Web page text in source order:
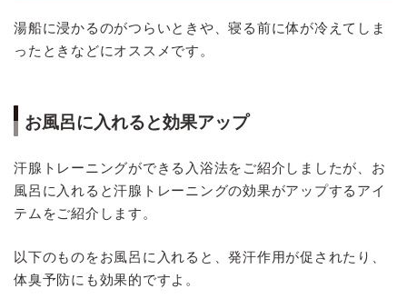
湯船に浸かるのがつらいときや、寝る前に体が冷えてしま
ったときなどにオススメです。
お風呂に入れると効果アップ
汗腺トレーニングができる入浴法をご紹介しましたが、お
風呂に入れると汗腺トレーニングの効果がアップするアイ
テムをご紹介します。
以下のものをお風呂に入れると、発汗作用が促されたり、
体臭予防にも効果的ですよ。